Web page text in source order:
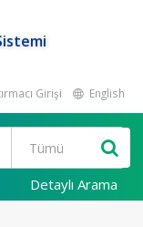
Girişi English
Detaylı Arama